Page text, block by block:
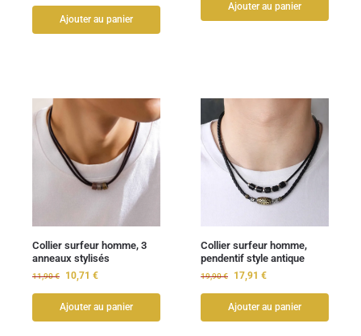
Ajouter au panier
Ajouter au panier
Collier surfeur homme, 3
anneaux stylisés
11,90€ 10,71 €
Ajouter au panier
Collier surfeur homme,
pendentif style antique
19,90€ 17,91 €
Ajouter au panier